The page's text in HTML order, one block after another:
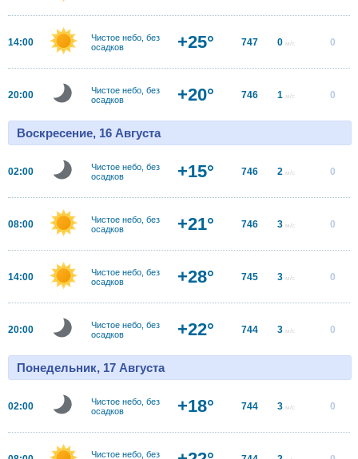
14:00
Чистое небо, без
осадков
+25° 747 0 м/с 0
20:00
Чистое небо, без
осадков
+20° 746 1 м/с 0
Воскресение, 16 Августа
02:00
Чистое небо, без
осадков
+15° 746 2 м/с 0
08:00
Чистое небо, без
осадков
+21° 746 3 м/с 0
14:00
Чистое небо, без
осадков
+28° 745 3 м/с 0
20:00
Чистое небо, без
осадков
+22° 744 3 м/с 0
Понедельник, 17 Августа
02:00
Чистое небо, без
осадков
+18° 744 3 м/с 0
Чистое небо, без